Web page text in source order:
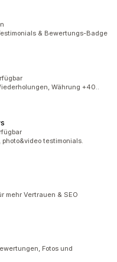
& Bewertungs-Badge
Währung +40..
testimonials.
mehr Vertrauen & SEO
Fotos und